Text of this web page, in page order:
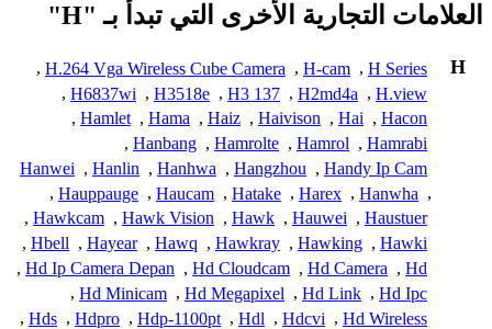
العلامات التجارية الأخرى التي تبدأ بـ "H"
H
H Series
,
H-cam
,
H.264 Vga Wireless Cube Camera
,
H.view
,
H2md4a
,
H3 137
,
H3518e
,
H6837wi
,
Hacon
,
Hai
,
Haivison
,
Haiz
,
Hama
,
Hamlet
,
Hamrabi
,
Hamrol
,
Hamrolte
,
Hanbang
,
Handy Ip Cam
,
Hangzhou
,
Hanhwa
,
Hanlin
,
Hanwei
,
Hanwha
,
Harex
,
Hatake
,
Haucam
,
Hauppauge
,
Haustuer
,
Hauwei
,
Hawk
,
Hawk Vision
,
Hawkcam
,
Hawki
,
Hawking
,
Hawkray
,
Hawq
,
Hayear
,
Hbell
,
Hd
,
Hd Camera
,
Hd Cloudcam
,
Hd Ip Camera Depan
,
Hd Ipc
,
Hd Link
,
Hd Megapixel
,
Hd Minicam
,
Hd Wireless
,
Hdcvi
,
Hdl
,
Hdp-1100pt
,
Hdpro
,
Hds
,